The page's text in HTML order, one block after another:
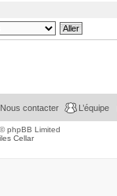
L’équipe
Nous contacter
phpBB Limited
Cellar